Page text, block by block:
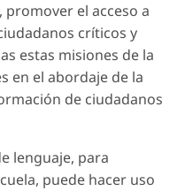
el acceso a
críticos y
estas misiones de la
en el abordaje de la
de ciudadanos
lenguaje, para
puede hacer uso